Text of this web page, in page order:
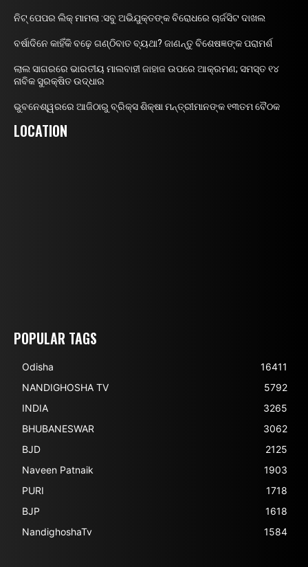
ନିଟ୍ ପେପର ଲିକ୍ ମାମଲା :ସବୁ ଅଭିଯୁକ୍ତଙ୍କ ବିରୋଧରେ ଚାର୍ଜସିଟ ଦାଖଲ
ବର୍ଷାଦିନେ କାହିଁକି ବଢ଼େ ଗଣ୍ଠିବାତ ବ୍ୟଥା? ଜାଣନ୍ତୁ ବିଶେଷଜ୍ଞଙ୍କ ପରାମର୍ଶ
ଲାଲ ସାଗରରେ ଭାରତୀୟ ମାଲବାହୀ ଜାହାଜ ଉପରେ ଆକ୍ରମଣ; ସମସ୍ତ ୧୪
ନାବିକ ସୁରକ୍ଷିତ ଉଦ୍ଧାର
ଭୁବନେଶ୍ୱରରେ ଆଜିଠାରୁ ବ୍ରିକ୍ସ ଶିକ୍ଷା ମନ୍ତ୍ରୀମାନଙ୍କ ୧୩ତମ ବୈଠକ
LOCATION
POPULAR TAGS
Odisha
16411
NANDIGHOSHA TV
5792
INDIA
3265
BHUBANESWAR
3062
BJD
2125
Naveen Patnaik
1903
PURI
1718
BJP
1618
NandighoshaTv
1584